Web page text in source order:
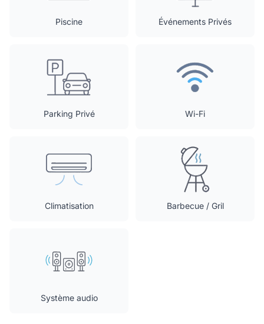
Piscine Événements Privés
Parking Privé Wi-Fi
Climatisation Barbecue / Gril
Système audio